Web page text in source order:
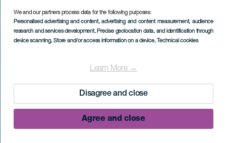
We and our partners process data for the following purposes:
Personalised advertising and content, advertising and content measurement, audience
research and services development, Precise geolocation data, and identification through
device scanning, Store and/or access information on a device, Technical cookies
Learn More →
Disagree and close
Agree and close